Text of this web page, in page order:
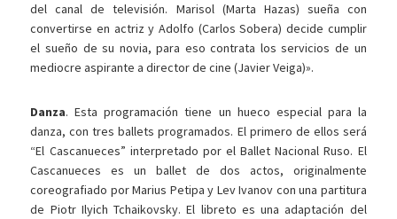
del canal de televisión. Marisol (Marta Hazas) sueña con
convertirse en actriz y Adolfo (Carlos Sobera) decide cumplir
el sueño de su novia, para eso contrata los servicios de un
mediocre aspirante a director de cine (Javier Veiga)».
Danza. Esta programación tiene un hueco especial para la
danza, con tres ballets programados. El primero de ellos será
“El Cascanueces” interpretado por el Ballet Nacional Ruso. El
Cascanueces es un ballet de dos actos, originalmente
coreografiado por Marius Petipa y Lev Ivanov con una partitura
de Piotr Ilyich Tchaikovsky. El libreto es una adaptación del